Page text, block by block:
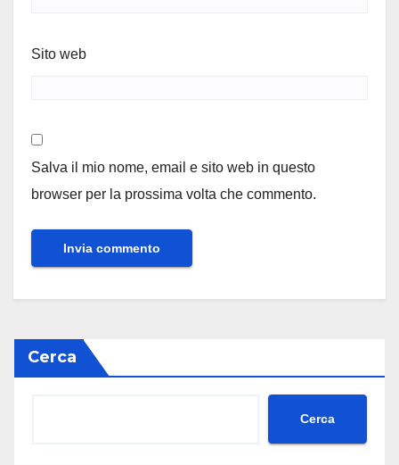
Sito web
Salva il mio nome, email e sito web in questo
browser per la prossima volta che commento.
Cerca
Cerca